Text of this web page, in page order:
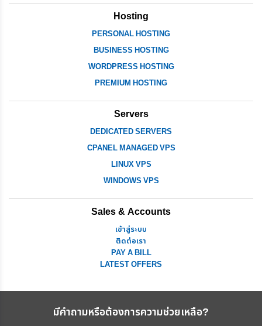
Hosting
PERSONAL HOSTING
BUSINESS HOSTING
WORDPRESS HOSTING
PREMIUM HOSTING
Servers
DEDICATED SERVERS
CPANEL MANAGED VPS
LINUX VPS
WINDOWS VPS
Sales & Accounts
เข้าสู่ระบบ
ติดต่อเรา
PAY A BILL
LATEST OFFERS
มีคำถามหรือต้องการความช่วยเหลือ?